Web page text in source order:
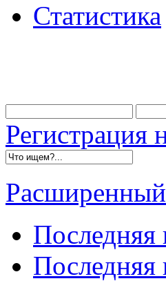
Статистика
Регистрация
Последняя
Последняя